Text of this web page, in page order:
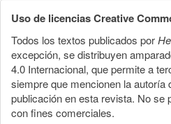
Uso de licencias Creative
Todos los textos publicados por
excepción, se distribuyen
4.0 Internacional, que permite a
siempre que mencionen la autoría
publicación en esta revista. No se
con fines comerciales.